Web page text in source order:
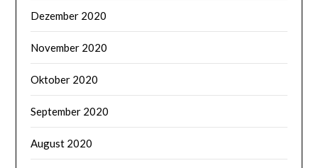
Dezember 2020
November 2020
Oktober 2020
September 2020
August 2020